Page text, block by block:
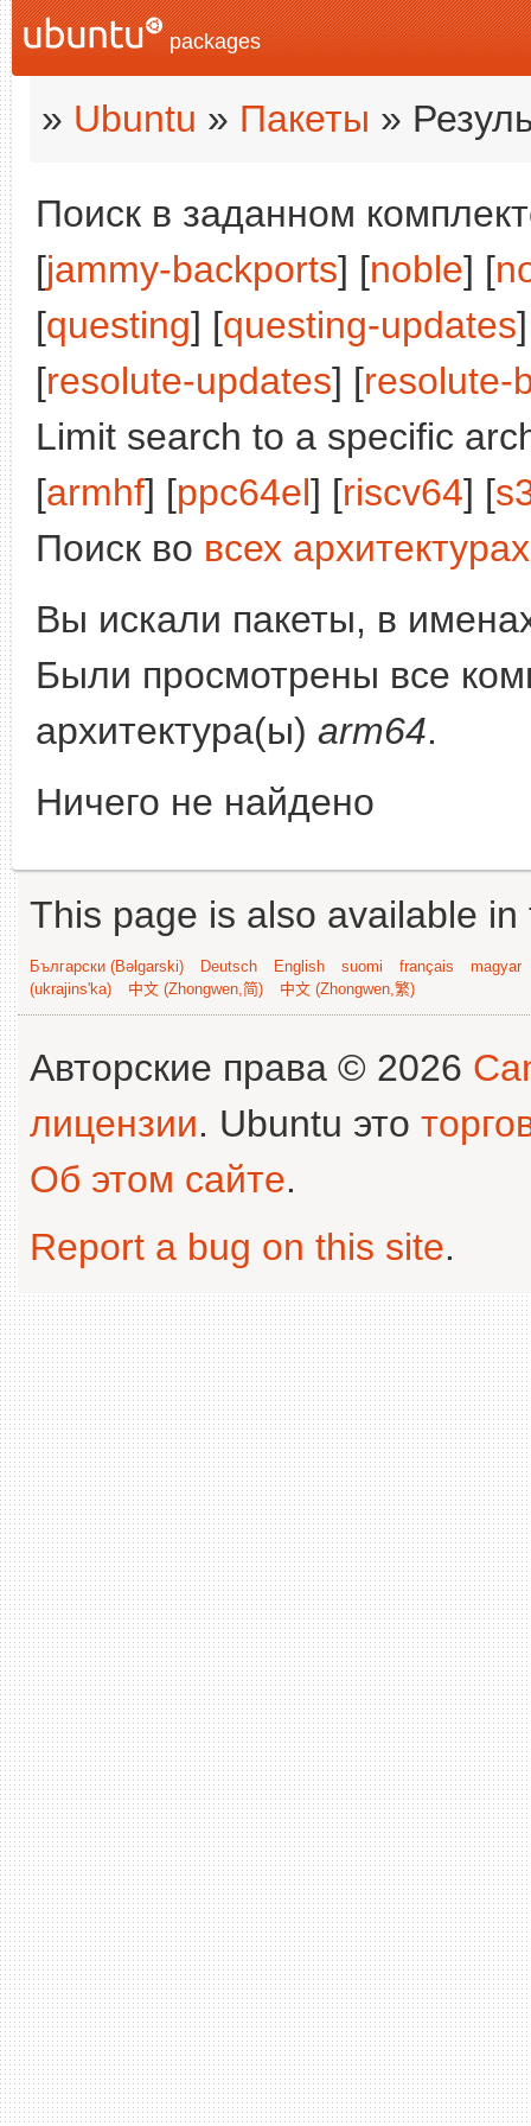
packages
» Ubuntu » Пакеты »
Поиск в заданном
[jammy-backports] [noble] [
[questing] [questing-updates
[resolute-updates] [resolute-
Limit search to a specific
[armhf] [ppc64el] [riscv64] [
Поиск во всех архитектурах
Вы искали пакеты, в
Были просмотрены все
архитектура(ы) arm64.
Ничего не найдено
This page is also available
Български (Bəlgarski) Deutsch English suomi français
magyar
(ukrajins'ka)
中文 (Zhongwen,简) 中文 (Zhongwen,繁)
Авторские права © 2026
лицензии. Ubuntu это
Об этом сайте.
Report a bug on this site.